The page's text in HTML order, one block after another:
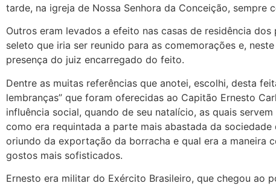
tarde, na igreja de Nossa Senhora da Conceição, sempre
Outros eram levados a efeito nas casas de residência
seleto que iria ser reunido para as comemorações e,
presença do juiz encarregado do feito.
Dentre as muitas referências que anotei, escolhi, desta
lembranças” que foram oferecidas ao Capitão Ernesto
influência social, quando de seu natalício, as quais
como era requintada a parte mais abastada da
oriundo da exportação da borracha e qual era a maneira
gostos mais sofisticados.
Ernesto era militar do Exército Brasileiro, que chegou ao